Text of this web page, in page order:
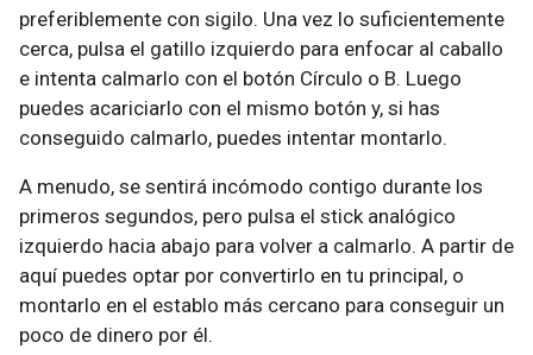
preferiblemente con sigilo. Una vez lo suficientemente
cerca, pulsa el gatillo izquierdo para enfocar al caballo
e intenta calmarlo con el botón Círculo o B. Luego
puedes acariciarlo con el mismo botón y, si has
conseguido calmarlo, puedes intentar montarlo.
A menudo, se sentirá incómodo contigo durante los
primeros segundos, pero pulsa el stick analógico
izquierdo hacia abajo para volver a calmarlo. A partir de
aquí puedes optar por convertirlo en tu principal, o
montarlo en el establo más cercano para conseguir un
poco de dinero por él.